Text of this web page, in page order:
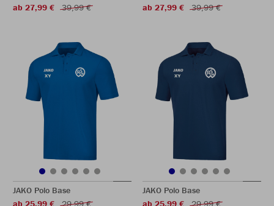
ab 27,99 €
39,99 €
ab 27,99 €
39,99 €
JAKO Polo Base
ab 25,99 €
29,99 €
JAKO Polo Base
ab 25,99 €
29,99 €